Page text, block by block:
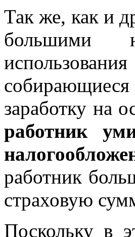
Так же, как и
большими
заработку на
работник
работник
страховую
Поскольку в